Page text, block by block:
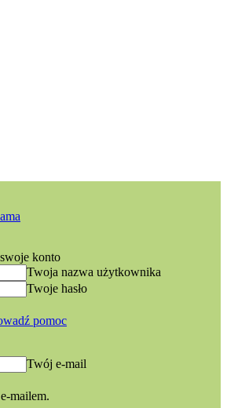
konto
Twoja nazwa użytkownika
Twoje hasło
pomoc
Twój e-mail
mailem.